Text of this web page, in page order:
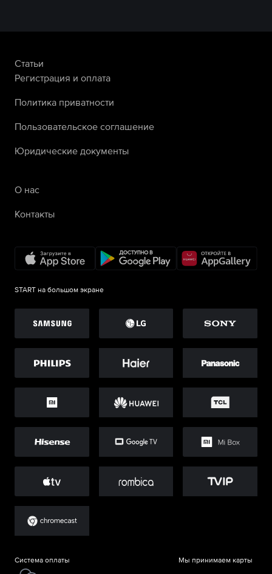
Статьи
Регистрация и оплата
Политика приватности
Пользовательское соглашение
Юридические документы
О нас
Контакты
START на большом экране
Система оплаты Мы принимаем карты